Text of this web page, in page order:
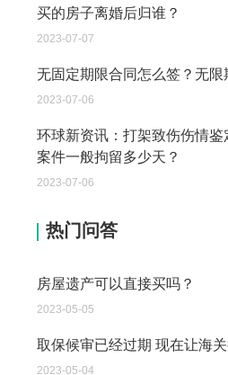
买的房子离婚后归谁？
2023-07-07
无固定期限合同怎么签？无限
2023-07-06
环球新资讯：打架致伤伤情
案件一般拘留多少天？
2023-07-06
热门问答
父母过世后如何办理房产过户
房屋遗产可以直接买吗？
2023-05-05
取保候审已经过期 现在让海
2023-05-04